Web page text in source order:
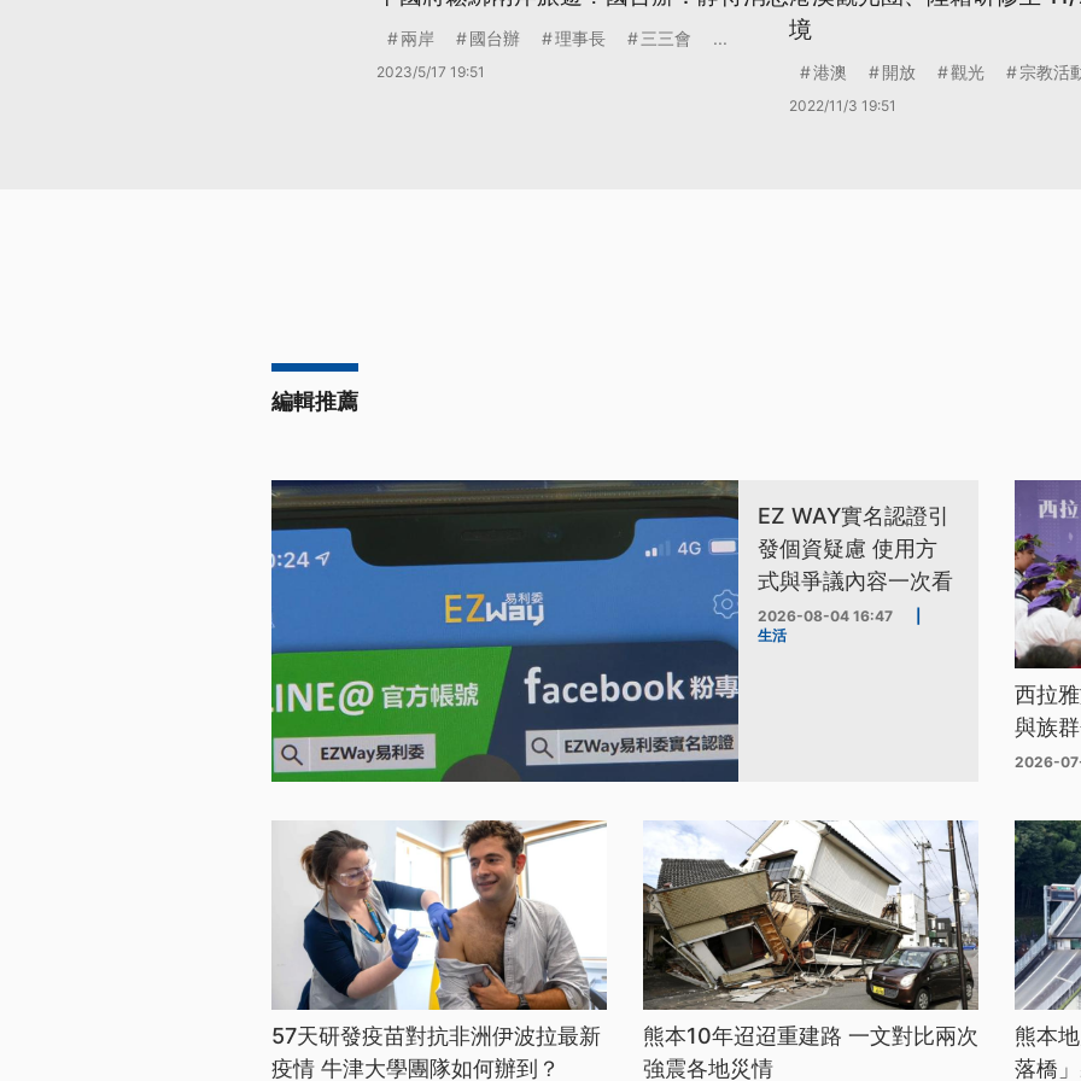
兩岸 國台辦 理事長 三三會 ...
2023/5/17 19:51
境
港澳 開放 觀光 宗教活
2022/11/3 19:51
編輯推薦
EZ WAY實名認證引
發個資疑慮 使用方
式與爭議內容一次看
2026-08-04 16:47
生活
西拉
與族
2026-
57天研發疫苗對抗非洲伊波拉最新
疫情 牛津大學團隊如何辦到？
熊本10年迢迢重建路 一文對比兩次
強震各地災情
熊本
落橋